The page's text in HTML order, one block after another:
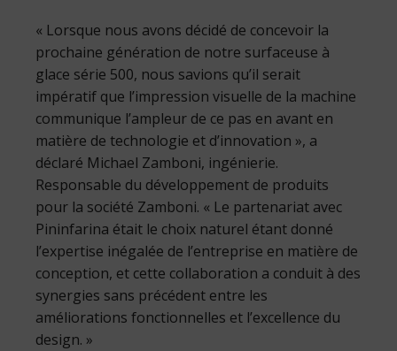
« Lorsque nous avons décidé de concevoir la
prochaine génération de notre surfaceuse à
glace série 500, nous savions qu’il serait
impératif que l’impression visuelle de la machine
communique l’ampleur de ce pas en avant en
matière de technologie et d’innovation », a
déclaré Michael Zamboni, ingénierie.
Responsable du développement de produits
pour la société Zamboni. « Le partenariat avec
Pininfarina était le choix naturel étant donné
l’expertise inégalée de l’entreprise en matière de
conception, et cette collaboration a conduit à des
synergies sans précédent entre les
améliorations fonctionnelles et l’excellence du
design. »